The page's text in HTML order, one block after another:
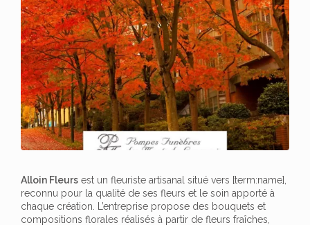
Alloin Fleurs est un fleuriste artisanal situé vers [term:name],
reconnu pour la qualité de ses fleurs et le soin apporté à
chaque création. L’entreprise propose des bouquets et
compositions florales réalisés à partir de fleurs fraîches,